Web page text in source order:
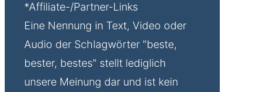
*Affiliate-/Partner-Links
Eine Nennung in Text, Video oder
Audio der Schlagwörter "beste,
bester, bestes" stellt lediglich
unsere Meinung dar und ist kein